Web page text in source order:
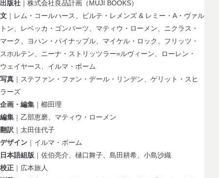
出版社 ｜株式会社良品計画（MUJI BOOKS）
文 ｜レム・コールハース、ビルテ・レメンズ & レミー・A・ヴァル
トン、レベッカ・ゴンパーツ、マティウ・ローメン、ニクラス・
マーク、ヨハン・パイナップル、マイケル・ロック、フリッツ・
スホルテン、ニーナ・ストリッツラー=ルヴィーン、ローレン・
ウェイヤース、イルマ・ボーム
写真 ｜ステファン・ファン・デール・リンデン、ゲリット・スヒ
ラーズ
企画・編集 ｜櫛田理
編集 ｜乙部恵磨、マティウ・ローメン
翻訳 ｜太田佳代子
デザイン ｜イルマ・ボーム
日本語組版 ｜佐伯亮介、樋口舞子、島田耕希、小島沙織
校正 ｜広本旅人